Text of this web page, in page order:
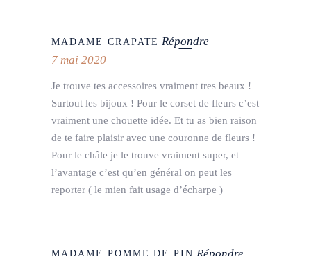
MADAME CRAPATE Répondre
7 mai 2020
Je trouve tes accessoires vraiment tres beaux !
Surtout les bijoux ! Pour le corset de fleurs c’est
vraiment une chouette idée. Et tu as bien raison
de te faire plaisir avec une couronne de fleurs !
Pour le châle je le trouve vraiment super, et
l’avantage c’est qu’en général on peut les
reporter ( le mien fait usage d’écharpe )
MADAME POMME DE PIN